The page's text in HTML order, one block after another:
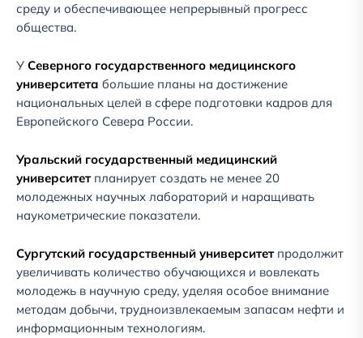
среду и обеспечивающее непрерывный прогресс
общества.
У Северного государственного медицинского
университета большие планы на достижение
национальных целей в сфере подготовки кадров для
Европейского Севера России.
Уральский государственный медицинский
университетпланирует создать не менее 20
молодежных научных лабораторий и наращивать
наукометрические показатели.
Сургутский государственный университетпродолжит
увеличивать количество обучающихся и вовлекать
молодежь в научную среду, уделяя особое внимание
методам добычи, трудноизвлекаемым запасам нефти и
информационным технологиям.